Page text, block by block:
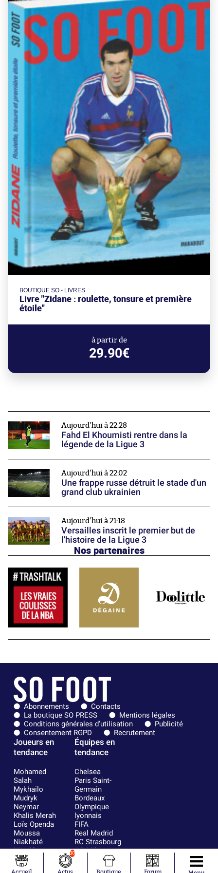
BOUTIQUE SO - LIVRES
Livre "Zidane : roulette, tonsure et première
étoile"
à partir de
29.90€
Aujourd'hui à 22:28
Fahd El Khoumisti rentre dans la
légende de la Ligue 3
Aujourd'hui à 22:02
Une frappe russe détruit le stade d'un
grand club ukrainien
Aujourd'hui à 21:18
Versailles inscrit le premier but de
l'histoire de la Ligue 3
Nos partenaires
Abonnements
Contacts
La boutique SO PRESS
Mentions légales
Conditions générales d'utilisation
Publicité
Consentement RGPD
Recrutement
Joueurs en
tendance
Mohamed
Salah
Mykhailo
Mudryk
Neymar
Khalis Merah
Loïs Openda
Moussa
Niakhaté
Nicolás
Tagliafico
Pavel Šulc
Équipes en
tendance
Chelsea
Paris Saint-
Germain
Bordeaux
Olympique
lyonnais
FIFA
Real Madrid
RC Strasbourg
AC Milan
RC Lens
10